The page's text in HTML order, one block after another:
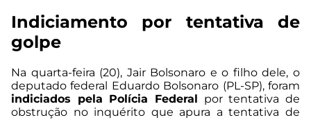
Indiciamento por tentativa de
golpe
Na quarta-feira (20), Jair Bolsonaro e o filho dele, o
deputado federal Eduardo Bolsonaro (PL-SP), foram
indiciados pela Polícia Federal por tentativa de
obstrução no inquérito que apura a tentativa de